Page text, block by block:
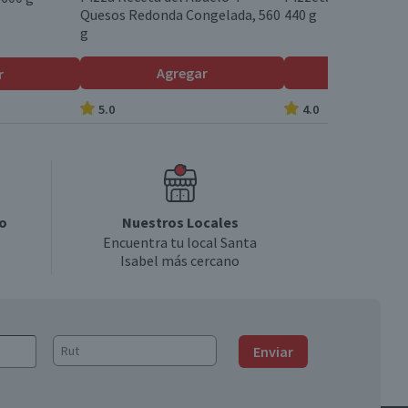
Quesos Redonda Congelada, 560
g
Agregar
5.0
440 g
4.0
Nuestros Locales
Encuentra tu local Santa
Isabel más cercano
Enviar